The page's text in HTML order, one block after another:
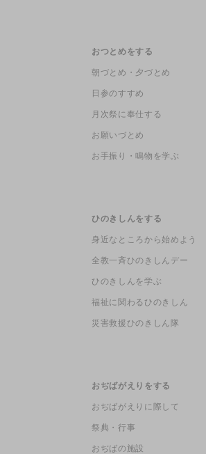
おつとめをする
朝づとめ・夕づとめ
日参のすすめ
月次祭に奉仕する
お願いづとめ
お手振り・鳴物を学ぶ
ひのきしんをする
身近なところから始めよう
全教一斉ひのきしんデー
ひのきしんを学ぶ
福祉に関わるひのきしん
災害救援ひのきしん隊
おぢばがえりをする
おぢばがえりに際して
祭典・行事
おぢばの施設